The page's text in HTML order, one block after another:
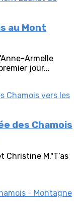
au Mont
Armelle
jour...
des Chamois
Christine M."T’as